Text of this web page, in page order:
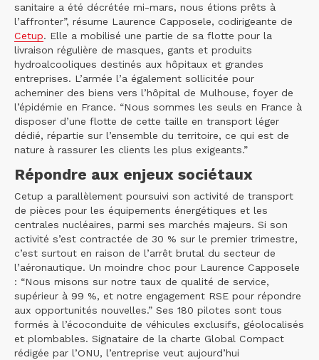
sanitaire a été décrétée mi-mars, nous étions prêts à
l’affronter”, résume Laurence Capposele, codirigeante de
Cetup. Elle a mobilisé une partie de sa flotte pour la
livraison régulière de masques, gants et produits
hydroalcooliques destinés aux hôpitaux et grandes
entreprises. L’armée l’a également sollicitée pour
acheminer des biens vers l’hôpital de Mulhouse, foyer de
l’épidémie en France. “Nous sommes les seuls en France à
disposer d’une flotte de cette taille en transport léger
dédié, répartie sur l’ensemble du territoire, ce qui est de
nature à rassurer les clients les plus exigeants.”
Répondre aux enjeux sociétaux
Cetup a parallèlement poursuivi son activité de transport
de pièces pour les équipements énergétiques et les
centrales nucléaires, parmi ses marchés majeurs. Si son
activité s’est contractée de 30 % sur le premier trimestre,
c’est surtout en raison de l’arrêt brutal du secteur de
l’aéronautique. Un moindre choc pour Laurence Capposele
: “Nous misons sur notre taux de qualité de service,
supérieur à 99 %, et notre engagement RSE pour répondre
aux opportunités nouvelles.” Ses 180 pilotes sont tous
formés à l’écoconduite de véhicules exclusifs, géolocalisés
et plombables. Signataire de la charte Global Compact
rédigée par l’ONU, l’entreprise veut aujourd’hui